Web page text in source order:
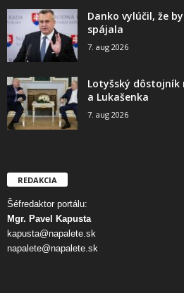
Danko vylúčil, že
spájala
7. aug 2026
Lotyšský dôstojník
a Lukašenka
7. aug 2026
REDAKCIA
Šéfredaktor portálu:
Mgr. Pavel Kapusta
kapusta@napalete.sk
napalete@napalete.sk